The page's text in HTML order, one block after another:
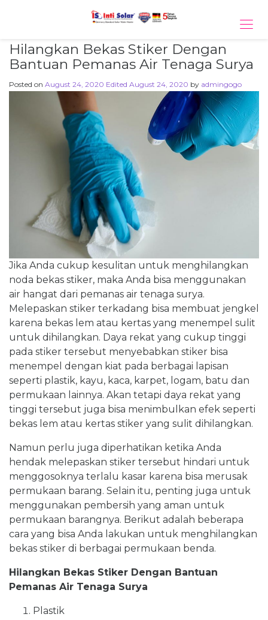
Hilangkan Bekas Stiker Dengan
Bantuan Pemanas Air Tenaga Surya
Posted on August 24, 2020 Edited August 24, 2020 by admingogo
Jika Anda cukup kesulitan untuk menghilangkan
noda bekas stiker, maka Anda bisa menggunakan
air hangat dari pemanas air tenaga surya.
Melepaskan stiker terkadang bisa membuat jengkel
karena bekas lem atau kertas yang menempel sulit
untuk dihilangkan. Daya rekat yang cukup tinggi
pada stiker tersebut menyebabkan stiker bisa
menempel dengan kiat pada berbagai lapisan
seperti plastik, kayu, kaca, karpet, logam, batu dan
permukaan lainnya. Akan tetapi daya rekat yang
tinggi tersebut juga bisa menimbulkan efek seperti
bekas lem atau kertas stiker yang sulit dihilangkan.
Namun perlu juga diperhatikan ketika Anda
hendak melepaskan stiker tersebut hindari untuk
menggosoknya terlalu kasar karena bisa merusak
permukaan barang. Selain itu, penting juga untuk
menggunakan pembersih yang aman untuk
permukaan barangnya. Berikut adalah beberapa
cara yang bisa Anda lakukan untuk menghilangkan
bekas stiker di berbagai permukaan benda.
Hilangkan Bekas Stiker Dengan Bantuan
Pemanas Air Tenaga Surya
Plastik